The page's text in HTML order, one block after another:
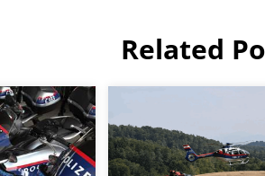
Related